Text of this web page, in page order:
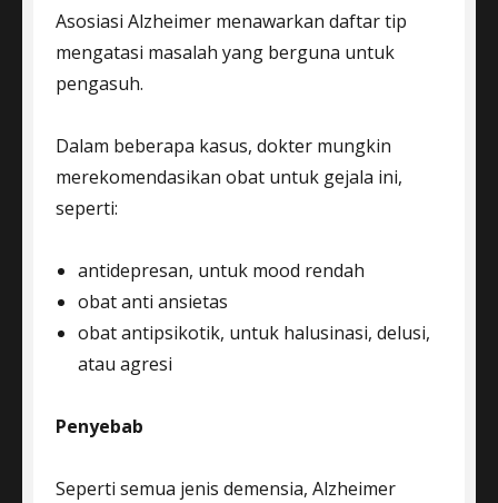
Asosiasi Alzheimer menawarkan daftar tip
mengatasi masalah yang berguna untuk
pengasuh.
Dalam beberapa kasus, dokter mungkin
merekomendasikan obat untuk gejala ini,
seperti:
antidepresan, untuk mood rendah
obat anti ansietas
obat antipsikotik, untuk halusinasi, delusi,
atau agresi
Penyebab
Seperti semua jenis demensia, Alzheimer